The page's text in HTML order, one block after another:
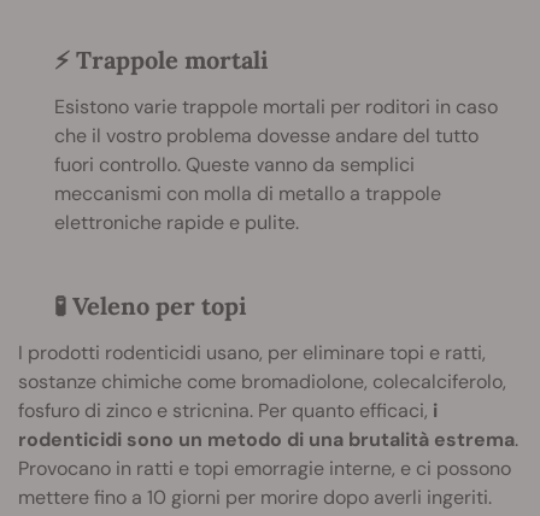
⚡ Trappole mortali
Esistono varie trappole mortali per roditori in caso
che il vostro problema dovesse andare del tutto
fuori controllo. Queste vanno da semplici
meccanismi con molla di metallo a trappole
elettroniche rapide e pulite.
🧪 Veleno per topi
I prodotti rodenticidi usano, per eliminare topi e ratti,
sostanze chimiche come bromadiolone, colecalciferolo,
fosfuro di zinco e stricnina. Per quanto efficaci, i
rodenticidi sono un metodo di una brutalità estrema.
Provocano in ratti e topi emorragie interne, e ci possono
mettere fino a 10 giorni per morire dopo averli ingeriti.